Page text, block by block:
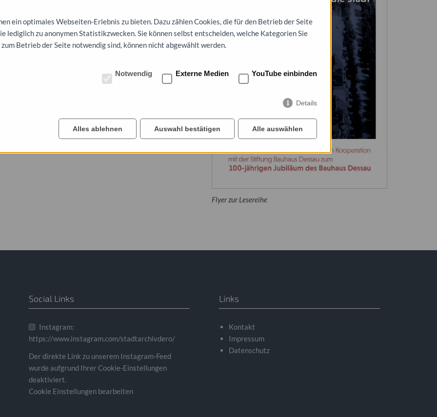
mit einer unendlichen Fülle von
Nansen und des Entdeckungsreisenden Sven Hedin, der
über ein Leben in Schönheit, Segelfliegen bei Steutz,
ein Waldfest im Luisium, ein Rummel mit zahlreichen
der Firma Franz Werwick, der anhaltische
„Esiko zum aufgehenden Licht“.
und die Stiftung Bauhaus Dessau ein.
Flyer zur Lesereihe
Social Links
Instagram:
https://www.instagram.com/stadtarchivdero/
Der direkte Link zu unserem Instagram-Feed
wurde aufgrund Ihrer Cookie-Einstellungen
deaktiviert.
Cookie Einstellungen bearbeiten
Links
Kontakt
Impressum
Datenschutz
ein optimales Webseiten-Erlebnis zu bieten. Dazu zählen Cookies, die für den Betrieb der Seite
lediglich zu anonymen Statistikzwecken. Sie können selbst entscheiden, welche Kategorien Sie
Betrieb der Seite notwendig sind, können nicht abgewählt werden.
Notwendig Externe Medien YouTube einbinden
Details
Alles ablehnen Auswahl bestätigen Alle auswählen